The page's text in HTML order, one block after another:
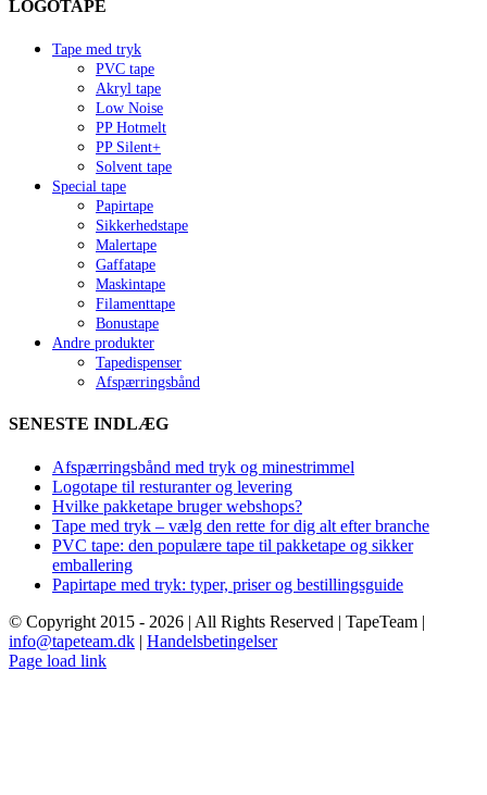
LOGOTAPE
Tape med tryk
PVC tape
Akryl tape
Low Noise
PP Hotmelt
PP Silent+
Solvent tape
Special tape
Papirtape
Sikkerhedstape
Malertape
Gaffatape
Maskintape
Filamenttape
Bonustape
Andre produkter
Tapedispenser
Afspærringsbånd
SENESTE INDLÆG
Afspærringsbånd med tryk og minestrimmel
Logotape til resturanter og levering
Hvilke pakketape bruger webshops?
Tape med tryk – vælg den rette for dig alt efter branche
PVC tape: den populære tape til pakketape og sikker
emballering
Papirtape med tryk: typer, priser og bestillingsguide
© Copyright 2015 - 2026 | All Rights Reserved | TapeTeam |
info@tapeteam.dk | Handelsbetingelser
Page load link